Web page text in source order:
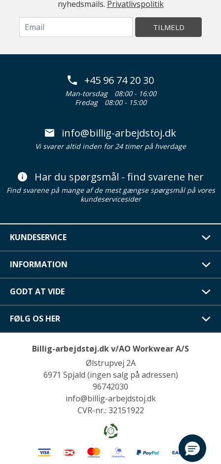
nyhedsmails. Privatlivspolitik
TILMELD
+45 96 74 20 30
Man-torsdag
08:00 - 16:00
Fredag
08:00 - 15:00
info@billig-arbejdstoj.dk
Vi svarer altid inden for 24 timer på hverdage
Har du spørgsmål - find svarene her
Find svarene på mange af de mest gængse spørgsmål på vores
kundeservicesider
KUNDESERVICE
INFORMATION
GODT AT VIDE
FØLG OS HER
Billig-arbejdstøj.dk v/AO Workwear A/S
Ølstrupvej 2A
6971 Spjald (ingen salg på adressen)
96742030
info@billig-arbejdstoj.dk
CVR-nr.: 32151922